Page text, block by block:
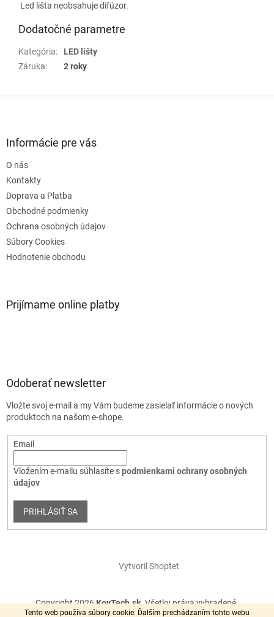
Tento web používa súbory cookie. Ďalším prechádzaním tohto webu
Led lišta neobsahuje difúzor.
Dodatočné parametre
Kategória:
LED lišty
Záruka: 2 roky
Informácie pre vás
O nás
Kontakty
Doprava a Platba
Obchodné podmienky
Ochrana osobných údajov
Súbory Cookies
Hodnotenie obchodu
Prijímame online platby
Odoberať newsletter
Vložte svoj e-mail a my Vám budeme zasielať informácie o nových
produktoch na našom e-shope.
Email
Vložením e-mailu súhlasíte spodmienkami ochrany osobných
údajov
PRIHLÁSIŤ SA
Vytvoril Shoptet
Copyright 2026KovTech.sk. Všetky práva vyhradené.